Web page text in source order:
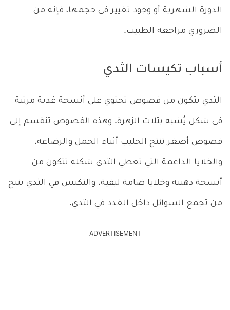
الدورة الشهرية أو وجود تغيير في حجمها، فإنه من
الضروري مراجعة الطبيب.
أسباب تكيسات الثدي
الثدي يتكون من فصوص تحتوي على أنسجة غدية مرتبة
في شكل يُشبه بتلات الزهرة. وهذه الفصوص تنقسم إلى
فصوص أصغر تنتج الحليب أثناء الحمل والرضاعة.
والخلايا الداعمة التي تعطي الثدي شكله تتكون من
أنسجة دهنية وخلايا ضامة ليفية. والتكيس في الثدي ينتج
من تجمع السوائل داخل الغدد في الثدي.
ADVERTISEMENT